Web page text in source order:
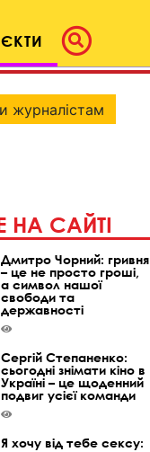
журналістам
НА САЙТІ
Дмитро Чорний: гривня
– це не просто гроші,
а символ нашої
свободи та
державності
Сергій Степаненко:
сьогодні знімати кіно в
Україні – це щоденний
подвиг усієї команди
Я хочу від тебе сексу: